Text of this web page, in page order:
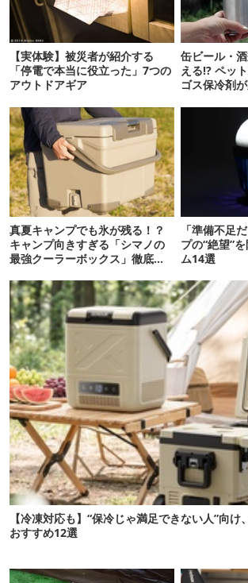
【実体験】被災者が紹介する
「停電で本当に役立った」7つの
アウトドアギア
缶ビール・
える!? ペッ
ゴス保冷剤
真夏キャンプでも氷が残る！？
キャンプ向きすぎる「シマノの
最強クーラーボックス」徹底解
「準備不足
プの“絶望”
ム14選
【冷凍対応も】“保冷じゃ満足できない人”向
おすすめ12選